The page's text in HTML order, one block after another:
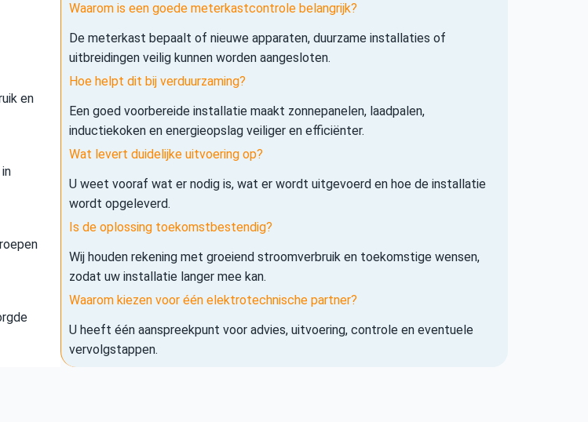
en
Waarom is een goede meterkastcontrole belangrijk?
De meterkast bepaalt of nieuwe apparaten, duurzame installaties of
uitbreidingen veilig kunnen worden aangesloten.
Hoe helpt dit bij verduurzaming?
Een goed voorbereide installatie maakt zonnepanelen, laadpalen,
inductiekoken en energieopslag veiliger en efficiënter.
Wat levert duidelijke uitvoering op?
U weet vooraf wat er nodig is, wat er wordt uitgevoerd en hoe de installatie
wordt opgeleverd.
Is de oplossing toekomstbestendig?
Wij houden rekening met groeiend stroomverbruik en toekomstige wensen,
zodat uw installatie langer mee kan.
Waarom kiezen voor één elektrotechnische partner?
U heeft één aanspreekpunt voor advies, uitvoering, controle en eventuele
vervolgstappen.